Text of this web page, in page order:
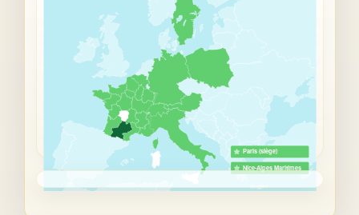
Paris (siège)
Nice-Alpes Maritimes